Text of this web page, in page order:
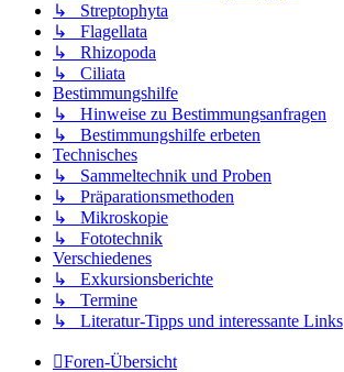
↳ Streptophyta
↳ Flagellata
↳ Rhizopoda
↳ Ciliata
Bestimmungshilfe
↳ Hinweise zu Bestimmungsanfragen
↳ Bestimmungshilfe erbeten
Technisches
↳ Sammeltechnik und Proben
↳ Präparationsmethoden
↳ Mikroskopie
↳ Fototechnik
Verschiedenes
↳ Exkursionsberichte
↳ Termine
↳ Literatur-Tipps und interessante Links
Foren-Übersicht